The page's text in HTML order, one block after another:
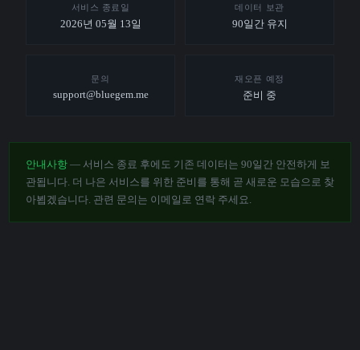
서비스 종료일
2026년 05월 13일
데이터 보관
90일간 유지
문의
support@bluegem.me
재오픈 예정
준비 중
안내사항 — 서비스 종료 후에도 기존 데이터는 90일간 안전하게 보
관됩니다. 더 나은 서비스를 위한 준비를 통해 곧 새로운 모습으로 찾
아뵙겠습니다. 관련 문의는 이메일로 연락 주세요.